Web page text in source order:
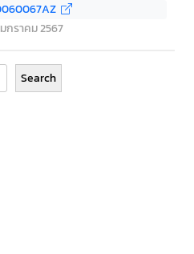
กราคม 2567
Search